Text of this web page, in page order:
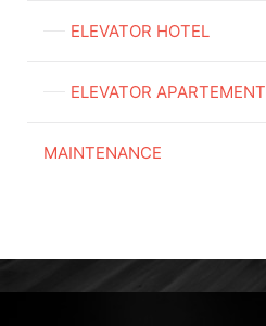
ELEVATOR HOTEL
ELEVATOR APARTEMENT
MAINTENANCE